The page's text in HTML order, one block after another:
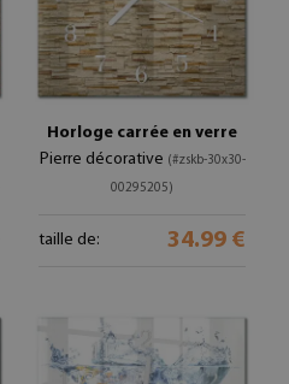
Horloge carrée en verre
Pierre décorative (#zskb-30x30-
00295205)
taille de: 34.99 €